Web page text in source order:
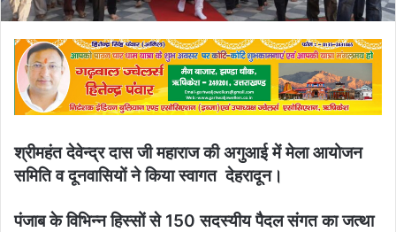
श्रीमहंत देवेन्द्र दास जी महाराज की अगुआई में मेला आयोजन
समिति व दूनवासियों ने किया स्वागत देहरादून।
पंजाब के विभिन्न हिस्सों से 150 सदस्यीय पैदल संगत का जत्था